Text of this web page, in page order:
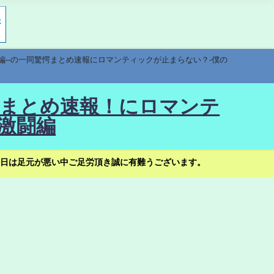
の一同驚愕まとめ速報にロマンティックが止まらない？-僕の
とめ速報！にロマンテ
闘編
足元が悪い中ご足労頂き誠に有難うございます。